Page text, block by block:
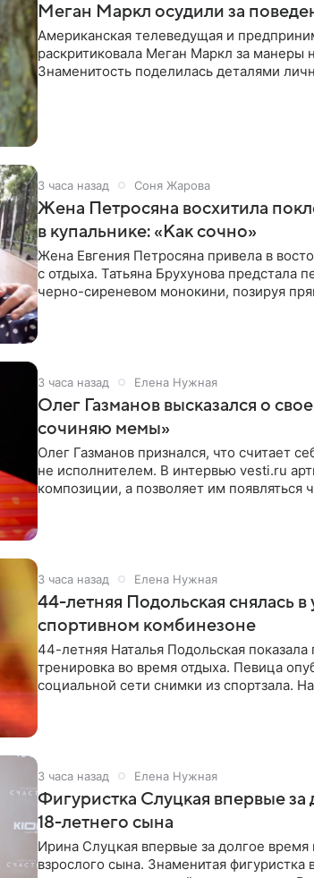
Меган Маркл осудили за
Американская телеведущая и
раскритиковала Меган Маркл за манеры
Знаменитость поделилась деталями
3 часа назад Соня Жарова
Жена Петросяна восхитила
в купальнике: «Как сочно»
Жена Евгения Петросяна привела в
с отдыха. Татьяна Брухунова предстала
черно-сиреневом монокини, позируя
3 часа назад Елена Нужная
Олег Газманов высказался о
сочиняю мемы»
Олег Газманов признался, что считает
не исполнителем. В интервью vesti.ru
композиции, а позволяет им появляться
3 часа назад Елена Нужная
44-летняя Подольская снялась в
спортивном комбинезоне
44-летняя Наталья Подольская
тренировка во время отдыха. Певица
социальной сети снимки из спортзала.
3 часа назад Елена Нужная
Фигуристка Слуцкая впервые за
18-летнего сына
Ирина Слуцкая впервые за долгое время
взрослого сына. Знаменитая